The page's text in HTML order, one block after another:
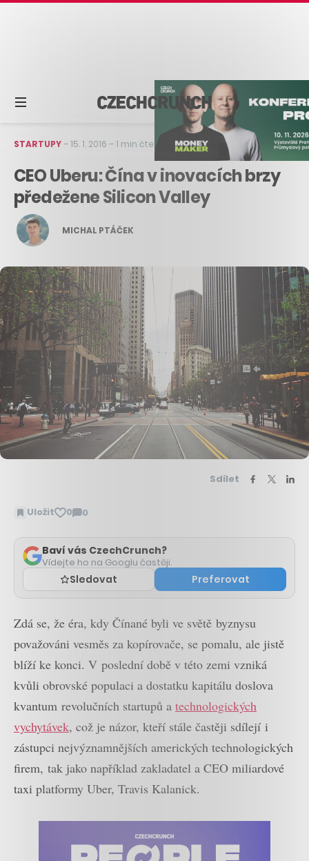
STARTUPY–15. 1. 2016 –1 min čtení
CEO Uberu: Čína v inovacích brzy
předežene Silicon Valley
MICHAL PTÁČEK
Sdílet
Uložit 0 0
Zobrazit
Baví vás CzechCrunch?
Vídejte ho na Googlu častěji.
Sledovat Preferovat
Zdá se, že éra, kdy Čínané byli ve světě byznysu
považováni vesměs za kopírovače, se pomalu, ale jistě
blíží ke konci. V poslední době v této zemi vzniká
kvůli obrovské populaci a dostatku kapitálu doslova
kvantum revolučních startupů a technologických
vychytávek, což je názor, kteří stále častěji sdílejí i
zástupci nejvýznamnějších amerických technologických
firem, tak jako například zakladatel a CEO miliardové
taxi platformy Uber, Travis Kalanick.